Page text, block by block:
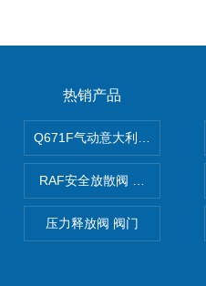
热销产品
Q671F气动意大利式薄型球阀
RAF安全放散阀 阀生产
压力释放阀 阀门